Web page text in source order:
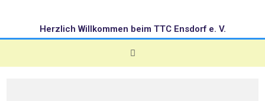
Herzlich Willkommen beim TTC Ensdorf e. V.